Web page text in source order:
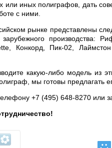
или иных полиграфов, дать
с ними.
рынке представлены
зарубежного производства:
Конкорд, Пик-02,
какую-либо модель из
мы готовы предлагать
+7 (495) 648-8270 или